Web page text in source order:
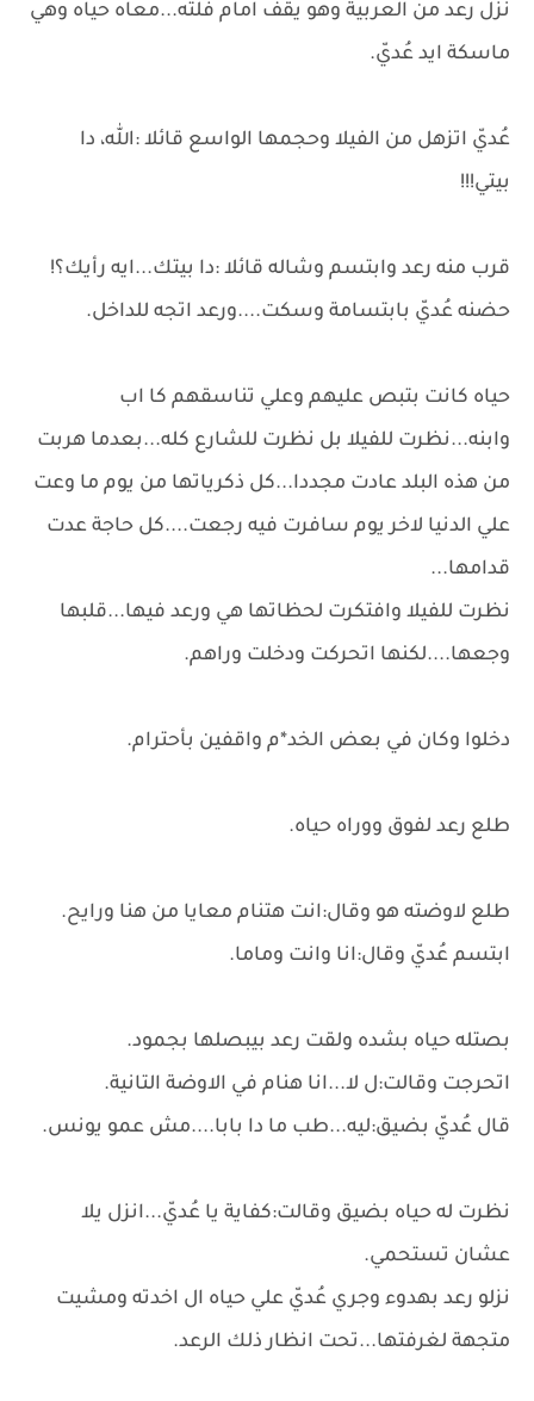
نزل رعد من العربية وهو يقف امام فلته...معاه حياه وهي
ماسكة ايد عُديّ.
عُديّ اتزهل من الفيلا وحجمها الواسع قائلا :الله، دا
بيتي!!!
قرب منه رعد وابتسم وشاله قائلا :دا بيتك...ايه رأيك؟!
حضنه عُديّ بابتسامة وسكت....ورعد اتجه للداخل.
حياه كانت بتبص عليهم وعلي تناسقهم كا اب
وابنه...نظرت للفيلا بل نظرت للشارع كله...بعدما هربت
من هذه البلد عادت مجددا...كل ذكرياتها من يوم ما وعت
علي الدنيا لاخر يوم سافرت فيه رجعت....كل حاجة عدت
قدامها...
نظرت للفيلا وافتكرت لحظاتها هي ورعد فيها...قلبها
وجعها....لكنها اتحركت ودخلت وراهم.
دخلوا وكان في بعض الخد*م واقفين بأحترام.
طلع رعد لفوق ووراه حياه.
طلع لاوضته هو وقال:انت هتنام معايا من هنا ورايح.
ابتسم عُديّ وقال:انا وانت وماما.
بصتله حياه بشده ولقت رعد بيبصلها بجمود.
اتحرجت وقالت:ل لا...انا هنام في الاوضة التانية.
قال عُديّ بضيق:ليه...طب ما دا بابا....مش عمو يونس.
نظرت له حياه بضيق وقالت:كفاية يا عُديّ...انزل يلا
عشان تستحمي.
نزلو رعد بهدوء وجري عُديّ علي حياه ال اخدته ومشيت
متجهة لغرفتها...تحت انظار ذلك الرعد.